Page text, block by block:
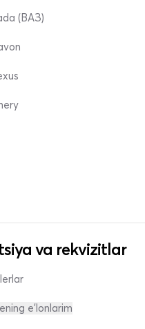
(ВАЗ)
va rekvizitlar
e'lonlarim